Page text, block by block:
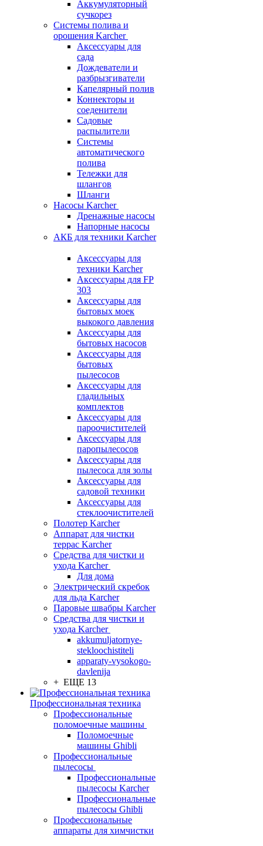
Аккумуляторный
сучкорез
Системы полива и
орошения Karcher
Аксессуары для
сада
Дождеватели и
разбрызгиватели
Капелярный полив
Коннекторы и
соеденители
Садовые
распылители
Системы
автоматического
полива
Тележки для
шлангов
Шланги
Насосы Karcher
Дренажные насосы
Напорные насосы
АКБ для техники Karcher
Аксессуары для
техники Karcher
Аксессуары для FP
303
Аксессуары для
бытовых моек
выкокого давления
Аксессуары для
бытовых насосов
Аксессуары для
бытовых
пылесосов
Аксессуары для
гладильных
комплектов
Аксессуары для
пароочистителей
Аксессуары для
паропылесосов
Аксессуары для
пылесоса для золы
Аксессуары для
садовой техники
Аксессуары для
стеклоочистителей
Полотер Karcher
Аппарат для чистки
террас Karcher
Средства для чистки и
ухода Karcher
Для дома
Электрический скребок
для льда Karcher
Паровые швабры Karcher
Средства для чистки и
ухода Karcher
akkumuljatornye-
stekloochistiteli
apparaty-vysokogo-
davlenija
+ ЕЩЕ 13
Профессиональная техника
Профессиональные
поломоечные машины
Поломоечные
машины Ghibli
Профессиональные
пылесосы
Профессиональные
пылесосы Karcher
Профессиональные
пылесосы Ghibli
Профессиональные
аппараты для химчистки